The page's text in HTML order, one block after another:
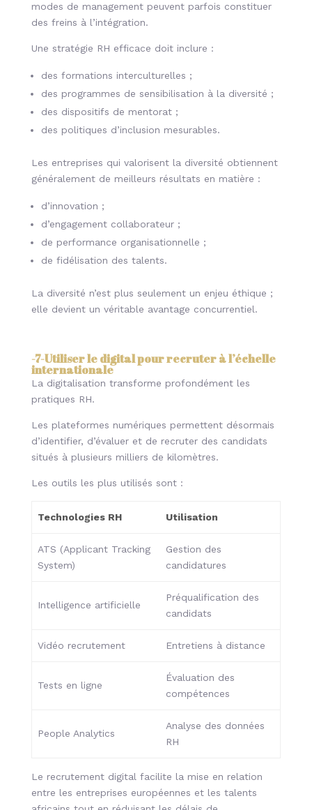
modes de management peuvent parfois constituer
des freins à l’intégration.
Une stratégie RH efficace doit inclure :
des formations interculturelles ;
des programmes de sensibilisation à la diversité ;
des dispositifs de mentorat ;
des politiques d’inclusion mesurables.
Les entreprises qui valorisent la diversité obtiennent
généralement de meilleurs résultats en matière :
d’innovation ;
d’engagement collaborateur ;
de performance organisationnelle ;
de fidélisation des talents.
La diversité n’est plus seulement un enjeu éthique ;
elle devient un véritable avantage concurrentiel.
-7-Utiliser le digital pour recruter à l’échelle
internationale
La digitalisation transforme profondément les
pratiques RH.
Les plateformes numériques permettent désormais
d’identifier, d’évaluer et de recruter des candidats
situés à plusieurs milliers de kilomètres.
Les outils les plus utilisés sont :
Technologies RH Utilisation
ATS (Applicant Tracking
System)
Gestion des
candidatures
Intelligence artificielle
Préqualification des
candidats
Vidéo recrutement Entretiens à distance
Tests en ligne
Évaluation des
compétences
People Analytics
Analyse des données
RH
Le recrutement digital facilite la mise en relation
entre les entreprises européennes et les talents